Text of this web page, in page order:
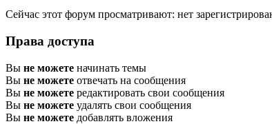
Сейчас этот форум просматривают: нет
Права доступа
Вы не можете начинать темы
Вы не можете отвечать на сообщения
Вы не можете редактировать свои сообщения
Вы не можете удалять свои сообщения
Вы не можете добавлять вложения